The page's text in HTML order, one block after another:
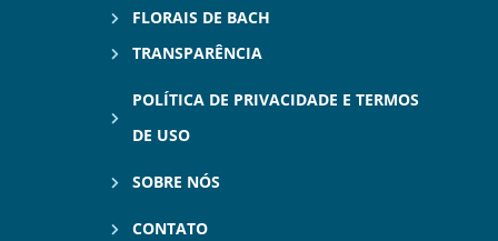
FLORAIS DE BACH
TRANSPARÊNCIA
POLÍTICA DE PRIVACIDADE E TERMOS
DE USO
SOBRE NÓS
CONTATO